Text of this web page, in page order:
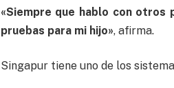
«Siempre que hablo con otros
pruebas para mi hijo», afirma.
Singapur tiene uno de los